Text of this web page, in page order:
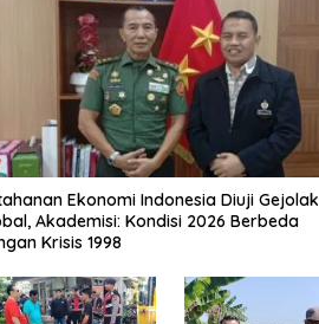
Ekonomi Indonesia Diuji Gejolak
Akademisi: Kondisi 2026 Berbeda
Krisis 1998